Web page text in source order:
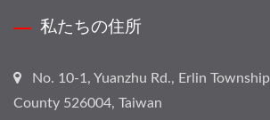
私たちの住所
No. 10-1, Yuanzhu Rd., Erlin
County 526004, Taiwan